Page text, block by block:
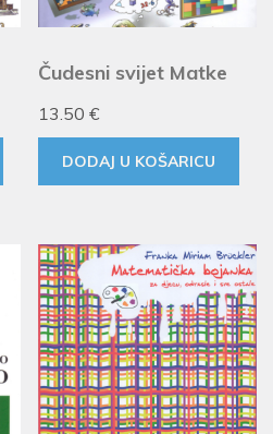
Čudesni svijet Matke
13.50€
DODAJ U KOŠARICU